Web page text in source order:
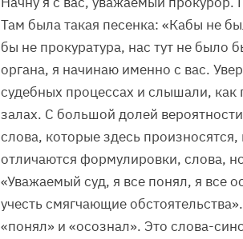
Там была такая песенка: «Кабы не
бы не прокуратура, нас тут не было
органа, я начинаю именно с вас.
судебных процессах и слышали, как
залах. С большой долей
слова, которые здесь
отличаются формулировки, слова,
«Уважаемый суд, я все понял, я все
учесть смягчающие
«понял» и «осознал». Это слова-